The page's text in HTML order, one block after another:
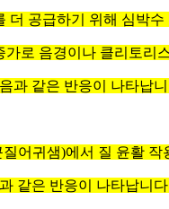
더 공급하기 위해 심박수
로 음경이나 클리토리스
과 같은 반응이 나타납
어귀샘)에서 질 윤활
같은 반응이 나타납니